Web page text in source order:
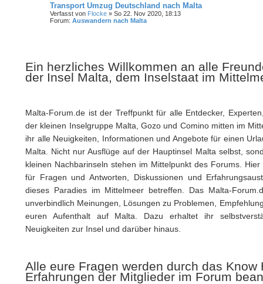
Transport Umzug Deutschland nach Malta
Verfasst von Flocke » So 22. Nov 2020, 18:13
Forum: Auswandern nach Malta
Ein herzliches Willkommen an alle
der Insel Malta, dem Inselstaat im
Malta-Forum.de ist der Treffpunkt für alle Entdecker,
der kleinen Inselgruppe Malta, Gozo und Comino mitten im
ihr alle Neuigkeiten, Informationen und Angebote für einen
Malta. Nicht nur Ausflüge auf der Hauptinsel Malta selbst,
kleinen Nachbarinseln stehen im Mittelpunkt des Forums.
für Fragen und Antworten, Diskussionen und
dieses Paradies im Mittelmeer betreffen. Das Malta-
unverbindlich Meinungen, Lösungen zu Problemen,
euren Aufenthalt auf Malta. Dazu erhaltet ihr
Neuigkeiten zur Insel und darüber hinaus.
Alle eure Fragen werden durch das Know
Erfahrungen der Mitglieder im Forum